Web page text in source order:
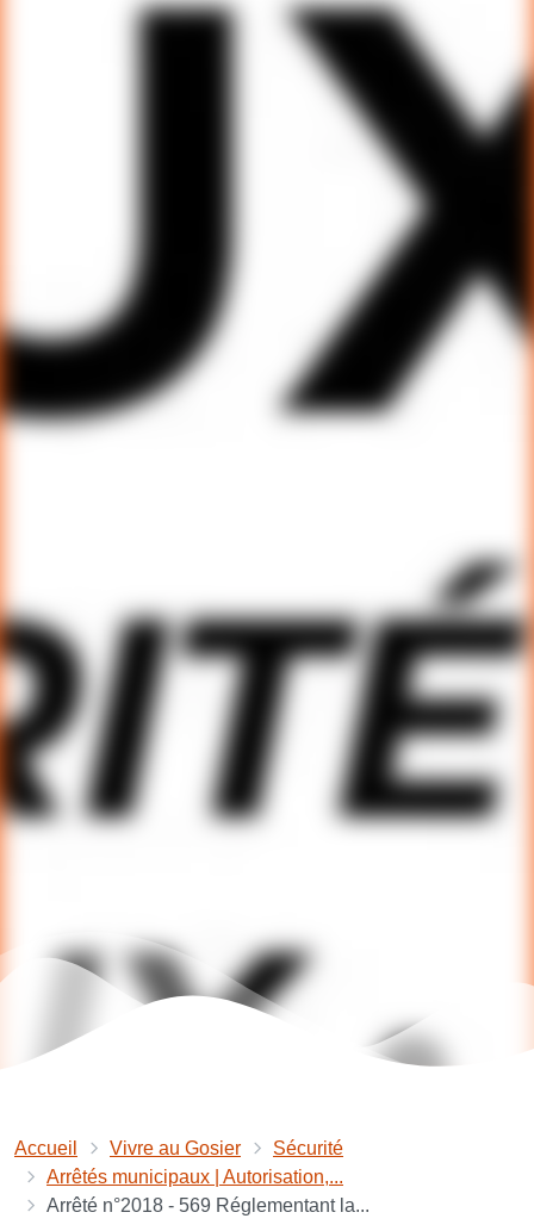
Accueil Vivre au Gosier
Sécurité
Arrêtés municipaux | Autorisation,...
Arrêté n°2018 - 569 Réglementant la...